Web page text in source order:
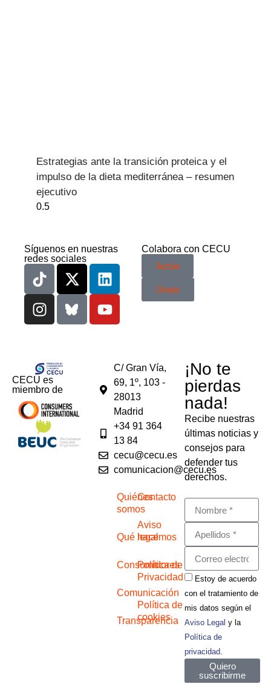
Estrategias ante la transición proteica y el
impulso de la dieta mediterránea – resumen
ejecutivo
Síguenos en nuestras
redes sociales
Colabora con CECU
Actúa
Únete
CECU es
miembro de
C/ Gran Vía,
69, 1º, 103 -
28013
Madrid
+34 91 364
13 84
cecu@cecu.es
comunicacion@cecu.es
Quiénes
somos
Qué hacemos
Consumidores
Comunicación
Transparencia
Contacto
Aviso
legal
Política de
Privacidad
Política de
cookies
¡No te
pierdas
nada!
Recibe nuestras
últimas noticias y
consejos para
defender tus
derechos.
Estoy de acuerdo
con el tratamiento de
mis datos según el
Aviso Legal y la
Política de
privacidad
Quiero
suscribirme